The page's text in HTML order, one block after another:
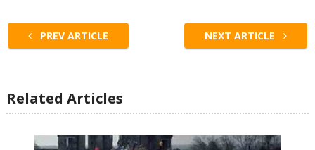
PREV ARTICLE NEXT ARTICLE
Related Articles